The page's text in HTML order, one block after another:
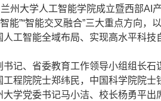
大学人工智能学院成立暨西部AI产
智能”“智能交叉融合”三大重点方向
人工智能全域布局、实现高水平科
、省委教育工作领导小组组长石
工程院院士郑纬民，中国科学院院
大学党委书记马小洁、校长杨勇平